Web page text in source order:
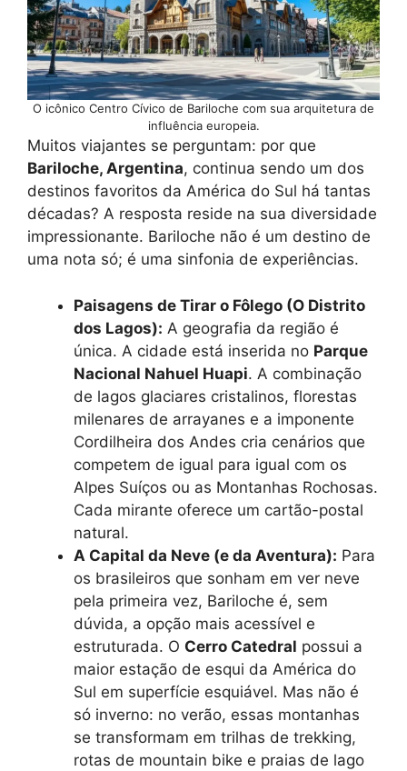
O icônico Centro Cívico de Bariloche com sua arquitetura de
influência europeia.
Muitos viajantes se perguntam: por que
Bariloche, Argentina, continua sendo um dos
destinos favoritos da América do Sul há tantas
décadas? A resposta reside na sua diversidade
impressionante. Bariloche não é um destino de
uma nota só; é uma sinfonia de experiências.
Paisagens de Tirar o Fôlego (O Distrito
dos Lagos): A geografia da região é
única. A cidade está inserida no Parque
Nacional Nahuel Huapi. A combinação
de lagos glaciares cristalinos, florestas
milenares de arrayanes e a imponente
Cordilheira dos Andes cria cenários que
competem de igual para igual com os
Alpes Suíços ou as Montanhas Rochosas.
Cada mirante oferece um cartão-postal
natural.
A Capital da Neve (e da Aventura): Para
os brasileiros que sonham em ver neve
pela primeira vez, Bariloche é, sem
dúvida, a opção mais acessível e
estruturada. O Cerro Catedral possui a
maior estação de esqui da América do
Sul em superfície esquiável. Mas não é
só inverno: no verão, essas montanhas
se transformam em trilhas de trekking,
rotas de mountain bike e praias de lago